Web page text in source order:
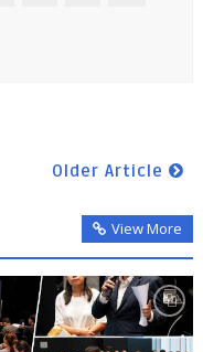
Older Article
View More